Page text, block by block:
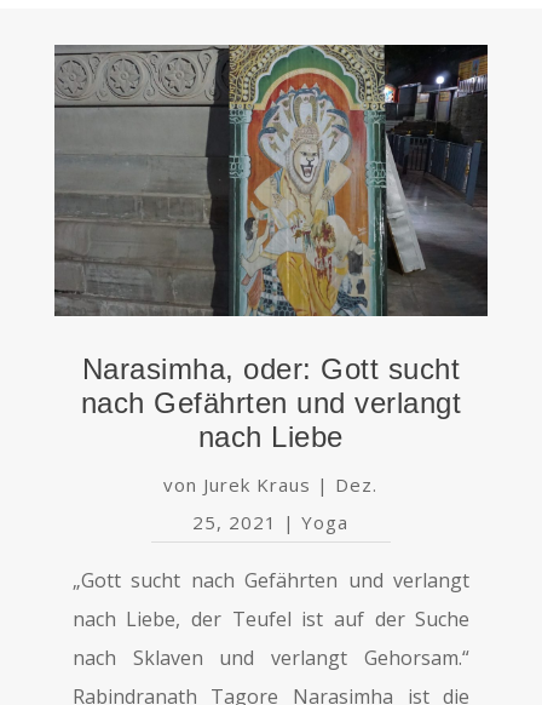
Narasimha, oder: Gott sucht
nach Gefährten und verlangt
nach Liebe
von Jurek Kraus | Dez.
25, 2021
|Yoga
„Gott sucht nach Gefährten und verlangt
nach Liebe, der Teufel ist auf der Suche
nach Sklaven und verlangt Gehorsam.“
Rabindranath Tagore Narasimha ist die